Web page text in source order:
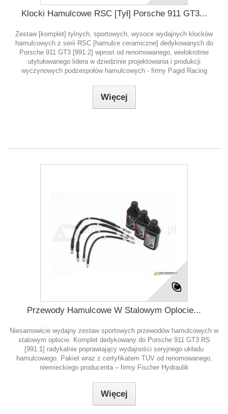
Klocki Hamulcowe RSC [Tył] Porsche 911 GT3...
Zestaw [komplet] tylnych, sportowych, wysoce wydajnych klocków
hamulcowych z serii RSC [hamulce ceramiczne] dedykowanych do
Porsche 911 GT3 [991.2] wprost od renomowanego, wielokrotnie
utytułowanego lidera w dziedzinie projektowania i produkcji
wyczynowych podzespołów hamulcowych - firmy Pagid Racing
Więcej
Przewody Hamulcowe W Stalowym Oplocie...
Niesamowicie wydajny zestaw sportowych przewodów hamulcowych w
stalowym oplocie. Komplet dedykowany do Porsche 911 GT3 RS
[991.1] radykalnie poprawiający wydajności seryjnego układu
hamulcowego. Pakiet wraz z certyfikatem TUV od renomowanego,
niemieckiego producenta – firmy Fischer Hydraulik
Więcej